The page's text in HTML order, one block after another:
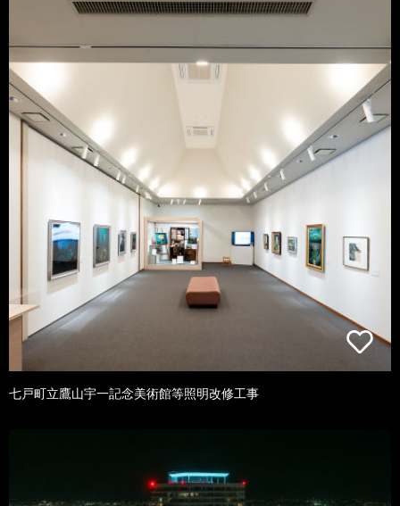
七戸町立鷹山宇一記念美術館等照明改修工事